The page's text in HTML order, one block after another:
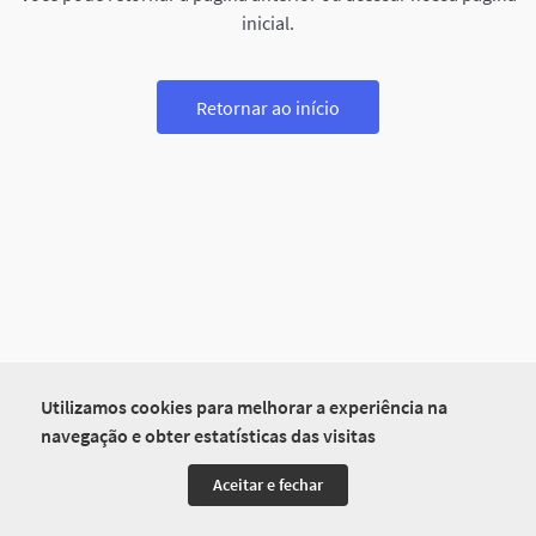
Utilizamos cookies para melhorar a experiência na
navegação e obter estatísticas das visitas
Aceitar e fechar
inicial.
Retornar ao início